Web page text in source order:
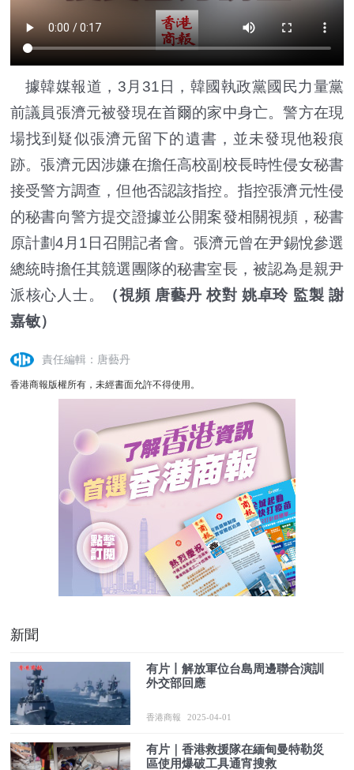
據韓媒報道，3月31日，韓國執政黨國民力量黨
前議員張濟元被發現在首爾的家中身亡。警方在現
場找到疑似張濟元留下的遺書，並未發現他殺痕
跡。張濟元因涉嫌在擔任高校副校長時性侵女秘書
接受警方調查，但他否認該指控。指控張濟元性侵
的秘書向警方提交證據並公開案發相關視頻，秘書
原計劃4月1日召開記者會。張濟元曾在尹錫悅參選
總統時擔任其競選團隊的秘書室長，被認為是親尹
派核心人士。
（視頻 唐藝丹 校對 姚卓玲 監製 謝
嘉敏）
責任編輯：唐藝丹
香港商報版權所有，未經書面允許不得使用。
新聞
有片丨解放軍位台島周邊聯合演訓
外交部回應
香港商報 2025-04-01
有片｜香港救援隊在緬甸曼特勒災
區使用爆破工具通宵搜救